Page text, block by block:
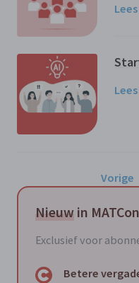
Vorige
Nieuw in
Exclusief voor
Betere